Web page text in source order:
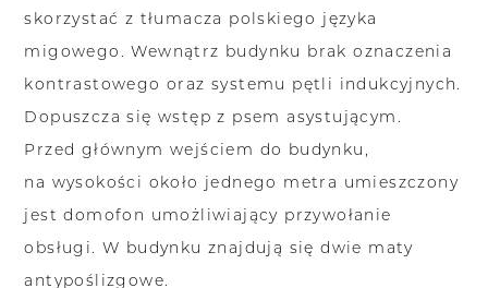
skorzystać z tłumacza polskiego języka
migowego. Wewnątrz budynku brak oznaczenia
kontrastowego oraz systemu pętli indukcyjnych.
Dopuszcza się wstęp z psem asystującym.
Przed głównym wejściem do budynku,
na wysokości około jednego metra umieszczony
jest domofon umożliwiający przywołanie
obsługi. W budynku znajdują się dwie maty
antypoślizgowe.